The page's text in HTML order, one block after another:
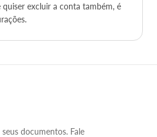
excluir a conta também, é
documentos. Fale